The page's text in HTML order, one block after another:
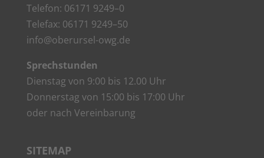
Tele­fon: 06171 9249–0
Tele­fax: 06171 9249–50
info@oberursel-owg.de
Sprech­stun­den
Diens­tag von 9:00 bis 12.00 Uhr
Don­ners­tag von 15:00 bis 17:00 Uhr
oder nach Vereinbarung
SITE­MAP